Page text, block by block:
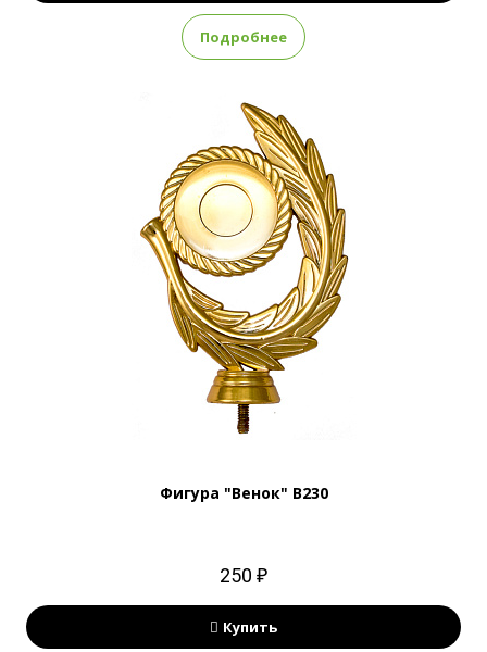
Подробнее
Фигура "Венок" B230
250 ₽
Купить